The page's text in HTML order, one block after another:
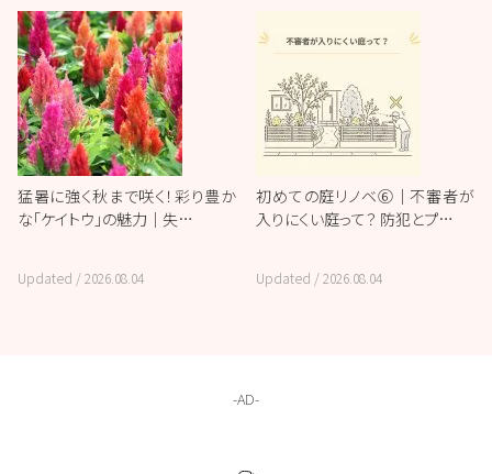
猛暑に強く秋まで咲く！彩り豊か
な「ケイトウ」の魅力｜失…
Updated /2026.08.04
初めての庭リノベ⑥｜不審者が
入りにくい庭って？ 防犯とプ…
Updated /2026.08.04